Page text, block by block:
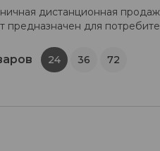
дистанционная
предназначен для
24 36 72